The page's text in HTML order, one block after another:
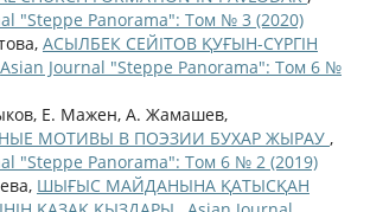
"Steppe Panorama": Том № 3 (2020)
АСЫЛБЕК СЕЙІТОВ ҚУҒЫН-СҮРГІН
Asian Journal "Steppe Panorama": Том 6 №
Е. Мажен, А. Жамашев,
МОТИВЫ В ПОЭЗИИ БУХАР ЖЫРАУ ,
"Steppe Panorama": Том 6 № 2 (2019)
ШЫҒЫС МАЙДАНЫНА ҚАТЫСҚАН